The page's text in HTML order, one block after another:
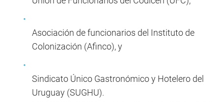
Asociación de funcionarios del Instituto de
Colonización (Afinco), y
Sindicato Único Gastronómico y Hotelero del
Uruguay (SUGHU).